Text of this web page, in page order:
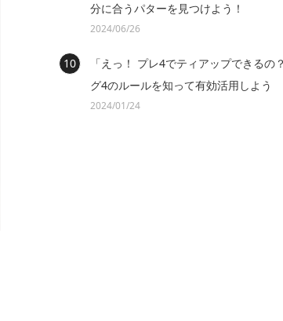
分に合うパターを見つけよう！
2024/06/26
「えっ！ プレ4でティアップできるの
グ4のルールを知って有効活用しよう
2024/01/24